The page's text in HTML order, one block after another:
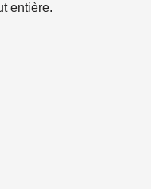
entière.